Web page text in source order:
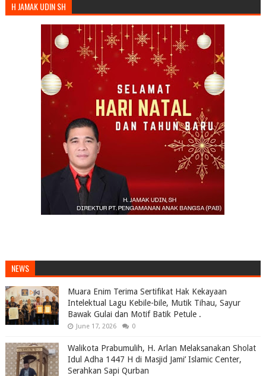
H JAMAK UDIN SH
NEWS
Muara Enim Terima Sertifikat Hak Kekayaan
Intelektual Lagu Kebile-bile, Mutik Tihau, Sayur
Bawak Gulai dan Motif Batik Petule .
June 17, 2026 0
Walikota Prabumulih, H. Arlan Melaksanakan Sholat
Idul Adha 1447 H di Masjid Jami’ Islamic Center,
Serahkan Sapi Qurban